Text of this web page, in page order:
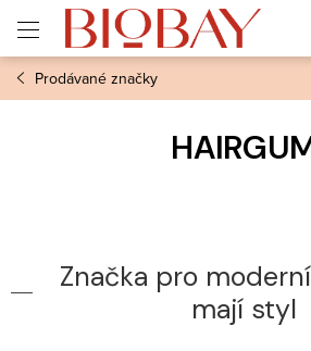
obsah
Prodávané značky
Značka pro
mají styl